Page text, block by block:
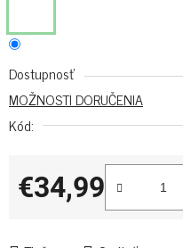
Dostupnosť
MOŽNOSTI DORUČENIA
Kód:
€34,99
Jednotková cena: